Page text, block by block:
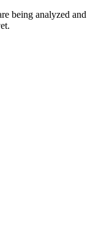
being analyzed and